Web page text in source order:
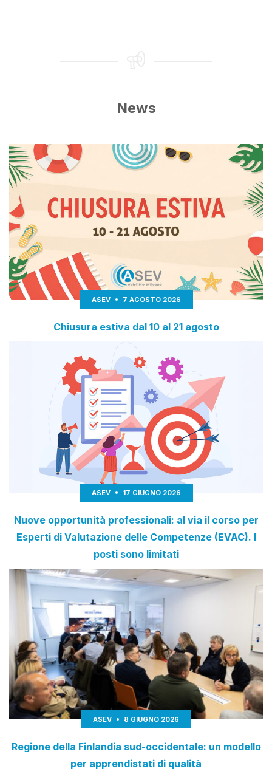
News
ASEV 7 AGOSTO 2026
Chiusura estiva dal 10 al 21 agosto
ASEV 17 GIUGNO 2026
Nuove opportunità professionali: al via il corso per
Esperti di Valutazione delle Competenze (EVAC). I
posti sono limitati
ASEV 8 GIUGNO 2026
Regione della Finlandia sud-occidentale: un modello
per apprendistati di qualità